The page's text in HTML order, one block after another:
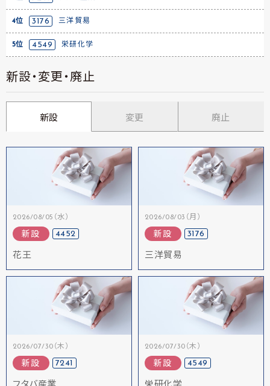
4位 3176 三洋貿易
5位 4549 栄研化学
新設・変更・廃止
新設 変更 廃止
2026/08/05（水）
新設 4452
花王
2026/08/03（月）
新設 3176
三洋貿易
2026/07/30（木）
新設 7241
2026/07/30（木）
新設 4549